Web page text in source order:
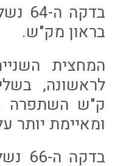
בראון מק"ש.
המחצית
לראשונה,
ק"ש השתפרה
ומאיימת יותר